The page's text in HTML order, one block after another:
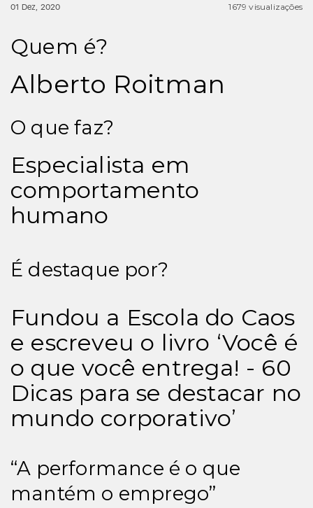
01 Dez, 2020 1679 visualizações
Quem é?
Alberto Roitman
O que faz?
Especialista em
comportamento
humano
É destaque por?
Fundou a Escola do Caos
e escreveu o livro ‘Você é
o que você entrega! - 60
Dicas para se destacar no
mundo corporativo’
“A performance é o que
mantém o emprego”